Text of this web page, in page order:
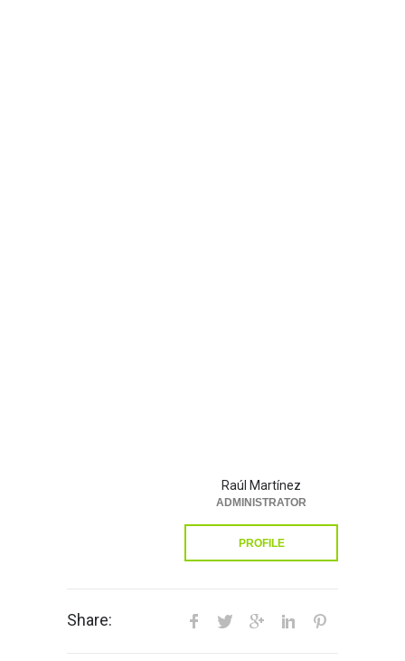
Raúl Martínez
ADMINISTRATOR
PROFILE
Share: